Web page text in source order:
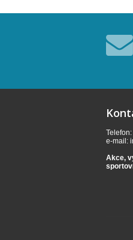
e-mail:
Akce,